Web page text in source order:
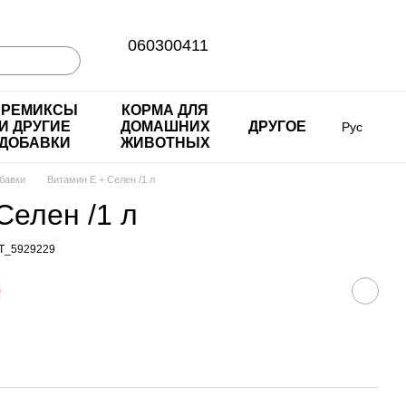
060300411
И ДРУГИЕ
КОРМА ДЛЯ
ДОМАШНИХ
ЖИВОТНЫХ
ДРУГОЕ Рус
Витамин E + Селен /1 л
/1 л